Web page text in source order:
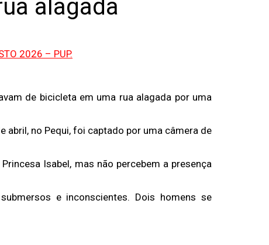
alagada
de bicicleta em uma rua alagada por uma
no Pequi, foi captado por uma câmera de
Isabel, mas não percebem a presença
e inconscientes. Dois homens se